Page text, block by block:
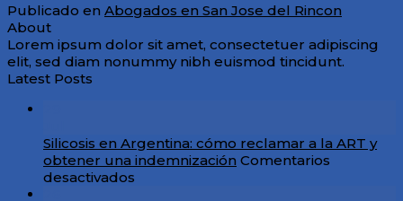
Publicado en Abogados en San Jose del Rincon
About
Lorem ipsum dolor sit amet, consectetuer adipiscing
elit, sed diam nonummy nibh euismod tincidunt.
Latest Posts
Silicosis en Argentina: cómo reclamar a la ART y
obtener una indemnización Comentarios
desactivados